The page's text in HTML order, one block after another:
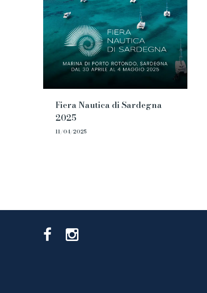
Fiera Nautica di Sardegna
2025
11/04/2025